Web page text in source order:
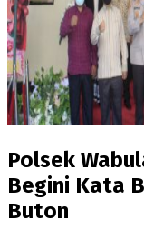
Polsek
Begini Kata
Buton